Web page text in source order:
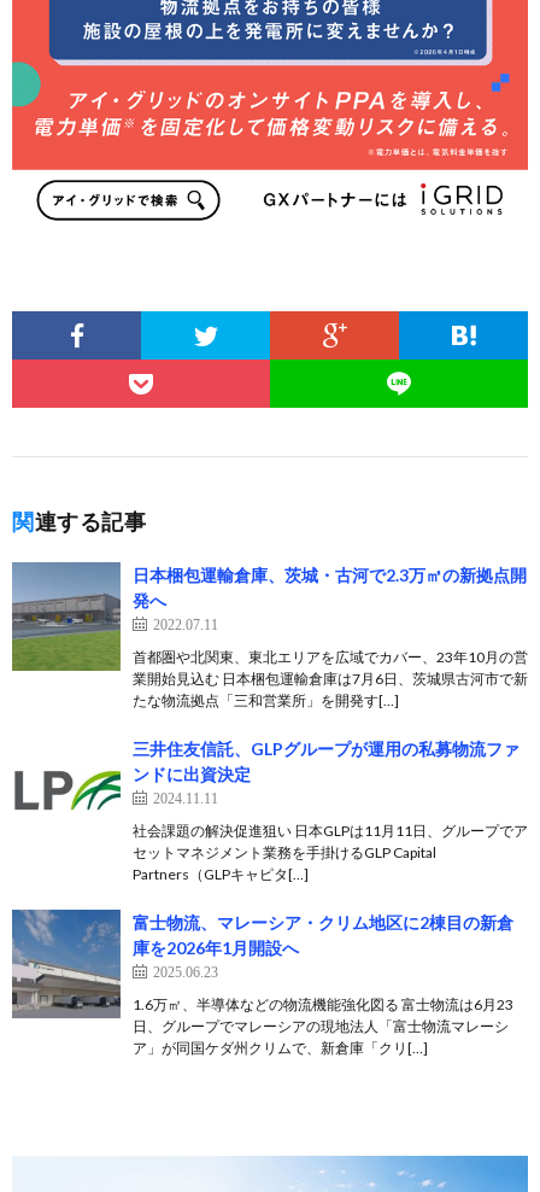
関連する記事
日本梱包運輸倉庫、茨城・古河で2.3万㎡の新拠点開
発へ
2022.07.11
首都圏や北関東、東北エリアを広域でカバー、23年10月の営
業開始見込む 日本梱包運輸倉庫は7月6日、茨城県古河市で新
たな物流拠点「三和営業所」を開発す[…]
三井住友信託、GLPグループが運用の私募物流ファ
ンドに出資決定
2024.11.11
社会課題の解決促進狙い 日本GLPは11月11日、グループでア
セットマネジメント業務を手掛けるGLP Capital
Partners（GLPキャピタ[…]
富士物流、マレーシア・クリム地区に2棟目の新倉
庫を2026年1月開設へ
2025.06.23
1.6万㎡、半導体などの物流機能強化図る 富士物流は6月23
日、グループでマレーシアの現地法人「富士物流マレーシ
ア」が同国ケダ州クリムで、新倉庫「クリ[…]